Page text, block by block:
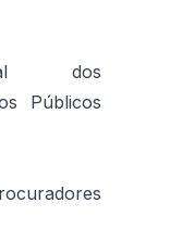
dos
Públicos